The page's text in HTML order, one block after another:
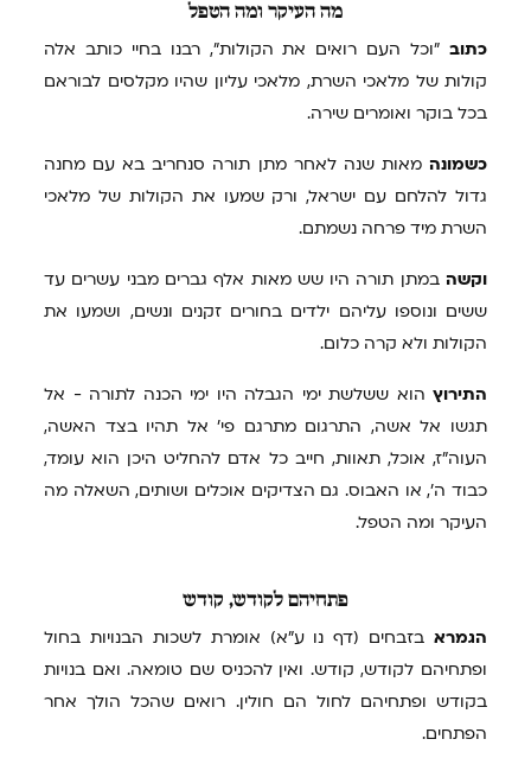
מה העיקר ומה הטפל
כתוב "וכל העם רואים את הקולות", רבנו בחיי כותב אלה
קולות של מלאכי השרת, מלאכי עליון שהיו מקלסים לבוראם
בכל בוקר ואומרים שירה.
כשמונה מאות שנה לאחר מתן תורה סנחריב בא עם מחנה
גדול להלחם עם ישראל, ורק שמעו את הקולות של מלאכי
השרת מיד פרחה נשמתם.
וקשה במתן תורה היו שש מאות אלף גברים מבני עשרים עד
ששים ונוספו עליהם ילדים בחורים זקנים ונשים, ושמעו את
הקולות ולא קרה כלום.
התירוץ הוא ששלשת ימי הגבלה היו ימי הכנה לתורה - אל
תגשו אל אשה, התרגום מתרגם פי' אל תהיו בצד האשה,
העוה"ז, אוכל, תאוות, חייב כל אדם להחליט היכן הוא עומד,
כבוד ה', או האבוס. גם הצדיקים אוכלים ושותים, השאלה מה
העיקר ומה הטפל.
פתחיהם לקודש, קודש
הגמרא בזבחים (דף נו ע"א) אומרת לשכות הבנויות בחול
ופתחיהם לקודש, קודש. ואין להכניס שם טומאה. ואם בנויות
בקודש ופתחיהם לחול הם חולין. רואים שהכל הולך אחר
הפתחים.